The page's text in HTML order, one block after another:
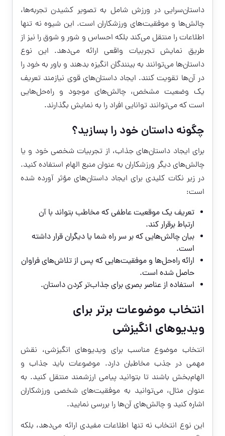
داستان‌سرایی در ورزش شامل به تصویر کشیدن تجربه‌ها،
چالش‌ها و موفقیت‌های ورزشکاران است. این شیوه نه تنها
اطلاعات را منتقل می‌کند بلکه احساس و شور و شوق را نیز از
طریق نمایش تجربیات واقعی ارائه می‌دهد. این نوع
داستان‌ها می‌توانند به بینندگان انگیزه بدهند و باور به خود را
در آن‌ها تقویت کنند. ایجاد داستان‌های قوی نیازمند تعریف
یک وضعیت مشخص، چالش‌های موجود و راه‌حل‌هایی
است که می‌توانند توانایی افراد را به نمایش بگذارند.
چگونه داستان خود را بسازید؟
برای ایجاد داستان‌های جذاب، از تجربیات شخصی خود و یا
چالش‌های دیگر ورزشکاران به عنوان منبع الهام استفاده کنید.
در زیر نکات کلیدی برای ایجاد داستان‌های مؤثر آورده شده
است:
تعریف یک موقعیت عاطفی که مخاطب بتواند با آن
ارتباط برقرار کند.
بیان چالش‌هایی که بر سر راه شما یا دیگران قرار داشته
است.
ارائه راه‌حل‌ها و موفقیت‌هایی که پس از تلاش‌های فراوان
حاصل شده است.
استفاده از عناصر بصری برای جذاب‌تر کردن داستان.
انتخاب موضوعات برتر برای
ویدیوهای انگیزشی
انتخاب موضوع مناسب برای ویدیوهای انگیزشی، نقش
مهمی در جذب مخاطبان دارد. موضوعات باید جذاب و
الهام‌بخش باشند تا بتوانید پیامی ارزشمند منتقل کنید. به
عنوان مثال، می‌توانید به موفقیت‌های شخصی ورزشکاران
اشاره کنید و چالش‌های آن‌ها را بررسی نمایید.
این نوع انتخاب نه تنها اطلاعات مفیدی ارائه می‌دهد، بلکه